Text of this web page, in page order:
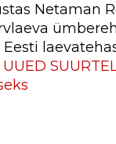
Netaman
UUED